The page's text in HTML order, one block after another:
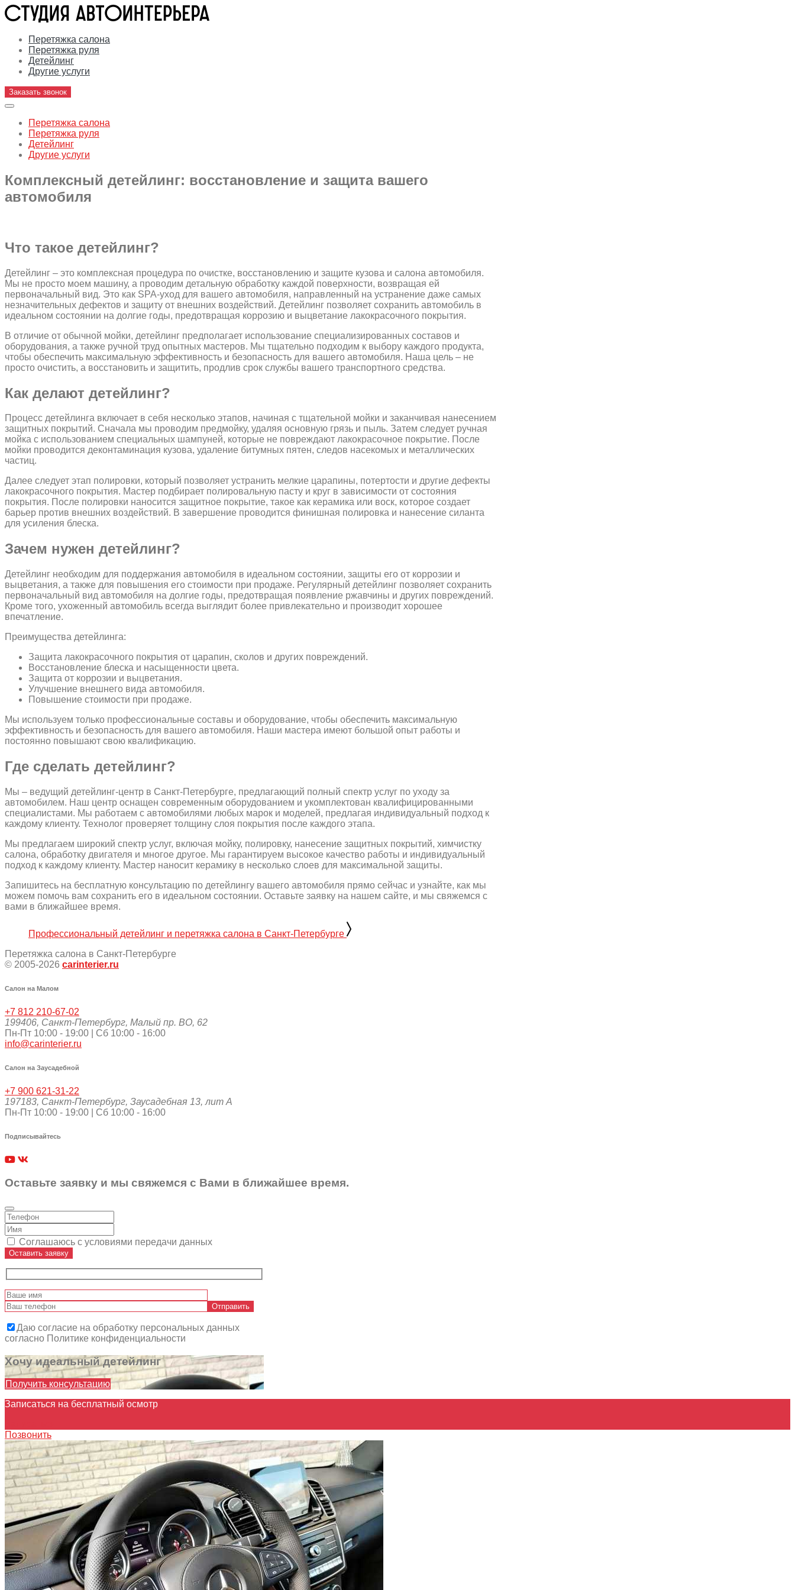
Перетяжка салона
Перетяжка руля
Детейлинг
Другие услуги
Заказать звонок
Перетяжка салона
Перетяжка руля
Детейлинг
Другие услуги
Комплексный детейлинг: восстановление и защита вашего
автомобиля
Что такое детейлинг?
Детейлинг – это комплексная процедура по очистке, восстановлению и защите кузова и салона автомобиля.
Мы не просто моем машину, а проводим детальную обработку каждой поверхности, возвращая ей
первоначальный вид. Это как SPA-уход для вашего автомобиля, направленный на устранение даже самых
незначительных дефектов и защиту от внешних воздействий. Детейлинг позволяет сохранить автомобиль в
идеальном состоянии на долгие годы, предотвращая коррозию и выцветание лакокрасочного покрытия.
В отличие от обычной мойки, детейлинг предполагает использование специализированных составов и
оборудования, а также ручной труд опытных мастеров. Мы тщательно подходим к выбору каждого продукта,
чтобы обеспечить максимальную эффективность и безопасность для вашего автомобиля. Наша цель – не
просто очистить, а восстановить и защитить, продлив срок службы вашего транспортного средства.
Как делают детейлинг?
Процесс детейлинга включает в себя несколько этапов, начиная с тщательной мойки и заканчивая нанесением
защитных покрытий. Сначала мы проводим предмойку, удаляя основную грязь и пыль. Затем следует ручная
мойка с использованием специальных шампуней, которые не повреждают лакокрасочное покрытие. После
мойки проводится деконтаминация кузова, удаление битумных пятен, следов насекомых и металлических
частиц.
Далее следует этап полировки, который позволяет устранить мелкие царапины, потертости и другие дефекты
лакокрасочного покрытия. Мастер подбирает полировальную пасту и круг в зависимости от состояния
покрытия. После полировки наносится защитное покрытие, такое как керамика или воск, которое создает
барьер против внешних воздействий. В завершение проводится финишная полировка и нанесение силанта
для усиления блеска.
Зачем нужен детейлинг?
Детейлинг необходим для поддержания автомобиля в идеальном состоянии, защиты его от коррозии и
выцветания, а также для повышения его стоимости при продаже. Регулярный детейлинг позволяет сохранить
первоначальный вид автомобиля на долгие годы, предотвращая появление ржавчины и других повреждений.
Кроме того, ухоженный автомобиль всегда выглядит более привлекательно и производит хорошее
впечатление.
Преимущества детейлинга:
Защита лакокрасочного покрытия от царапин, сколов и других повреждений.
Восстановление блеска и насыщенности цвета.
Защита от коррозии и выцветания.
Улучшение внешнего вида автомобиля.
Повышение стоимости при продаже.
Мы используем только профессиональные составы и оборудование, чтобы обеспечить максимальную
эффективность и безопасность для вашего автомобиля. Наши мастера имеют большой опыт работы и
постоянно повышают свою квалификацию.
Где сделать детейлинг?
Мы – ведущий детейлинг-центр в Санкт-Петербурге, предлагающий полный спектр услуг по уходу за
автомобилем. Наш центр оснащен современным оборудованием и укомплектован квалифицированными
специалистами. Мы работаем с автомобилями любых марок и моделей, предлагая индивидуальный подход к
каждому клиенту. Технолог проверяет толщину слоя покрытия после каждого этапа.
Мы предлагаем широкий спектр услуг, включая мойку, полировку, нанесение защитных покрытий, химчистку
салона, обработку двигателя и многое другое. Мы гарантируем высокое качество работы и индивидуальный
подход к каждому клиенту. Мастер наносит керамику в несколько слоев для максимальной защиты.
Запишитесь на бесплатную консультацию по детейлингу вашего автомобиля прямо сейчас и узнайте, как мы
можем помочь вам сохранить его в идеальном состоянии. Оставьте заявку на нашем сайте, и мы свяжемся с
вами в ближайшее время.
Профессиональный детейлинг и перетяжка салона в Санкт-Петербурге
Перетяжка салона в Санкт-Петербурге
© 2005-2026 carinterier.ru
Салон на Малом
+7 812 210-67-02
199406, Санкт-Петербург, Малый пр. ВО, 62
Пн-Пт 10:00 - 19:00 | Сб 10:00 - 16:00
info@carinterier.ru
Салон на Заусадебной
+7 900 621-31-22
197183, Санкт-Петербург, Заусадебная 13, лит А
Пн-Пт 10:00 - 19:00 | Сб 10:00 - 16:00
Подписывайтесь
Оставьте заявку и мы свяжемся с Вами в ближайшее время.
Соглашаюсь с условиями передачи данных
Оставить заявку
Даю согласие на обработку персональных данных
согласно Политике конфиденциальности
Хочу идеальный детейлинг
Получить консультацию
Записаться на бесплатный осмотр
Позвонить